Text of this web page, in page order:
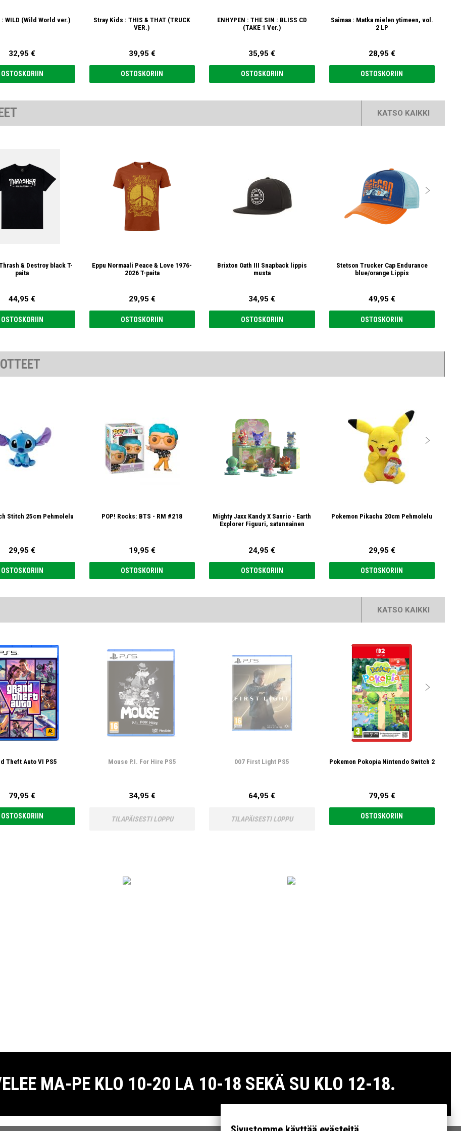
: WILD (Wild World ver.)
32,95 €
OSTOSKORIIN
Stray Kids : THIS & THAT (TRUCK
VER.)
39,95 €
OSTOSKORIIN
ENHYPEN : THE SIN : BLISS CD
(TAKE 1 Ver.)
35,95 €
OSTOSKORIIN
Saimaa : Matka mielen ytimeen, vol.
2 LP
28,95 €
OSTOSKORIIN
KATSO KAIKKI
& Destroy black T-
paita
44,95 €
OSTOSKORIIN
Eppu Normaali Peace & Love 1976-
2026 T-paita
29,95 €
OSTOSKORIIN
Brixton Oath III Snapback lippis
musta
34,95 €
OSTOSKORIIN
Stetson Trucker Cap Endurance
blue/orange Lippis
49,95 €
OSTOSKORIIN

Stitch 25cm Pehmolelu
29,95 €
OSTOSKORIIN
POP! Rocks: BTS - RM #218
19,95 €
OSTOSKORIIN
Mighty Jaxx Kandy X Sanrio - Earth
Explorer Figuuri, satunnainen
24,95 €
OSTOSKORIIN
Pokemon Pikachu 20cm Pehmolelu
29,95 €
OSTOSKORIIN

KATSO KAIKKI
Theft Auto VI PS5
79,95 €
OSTOSKORIIN
Mouse P.I. For Hire PS5
34,95 €
TILAPÄISESTI LOPPU
007 First Light PS5
64,95 €
TILAPÄISESTI LOPPU
Pokemon Pokopia Nintendo Switch 2
79,95 €
OSTOSKORIIN

MA-PE KLO 10-20 LA 10-18 SEKÄ SU KLO 12-18.